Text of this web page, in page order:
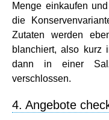
Menge einkaufen
die
Zutaten werden
blanchiert, also kurz
dann in einer
verschlossen.
4. Angebote